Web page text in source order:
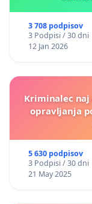
3 708 podpisov
3 Podpisi / 30 dni
12 Jan 2026
Kriminalec
opravljanja
5 630 podpisov
3 Podpisi / 30 dni
21 May 2025